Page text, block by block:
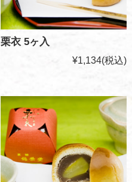
栗衣 5ヶ入
¥1,134(税込)